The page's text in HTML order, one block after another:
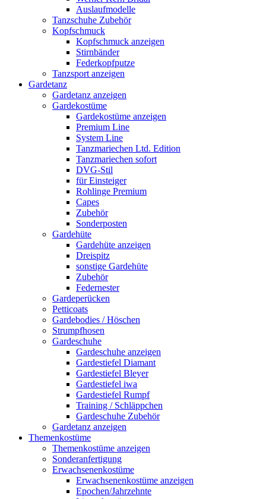
Auslaufmodelle
Tanzschuhe Zubehör
Kopfschmuck
Kopfschmuck anzeigen
Stirnbänder
Federkopfputze
Tanzsport anzeigen
Gardetanz
Gardetanz anzeigen
Gardekostüme
Gardekostüme anzeigen
Premium Line
System Line
Tanzmariechen Ltd. Edition
Tanzmariechen sofort
DVG-Stil
für Einsteiger
Rohlinge Premium
Capes
Zubehör
Sonderposten
Gardehüte
Gardehüte anzeigen
Dreispitz
sonstige Gardehüte
Zubehör
Federnester
Gardeperücken
Petticoats
Gardebodies / Höschen
Strumpfhosen
Gardeschuhe
Gardeschuhe anzeigen
Gardestiefel Diamant
Gardestiefel Bleyer
Gardestiefel iwa
Gardestiefel Rumpf
Training / Schläppchen
Gardeschuhe Zubehör
Gardetanz anzeigen
Themenkostüme
Themenkostüme anzeigen
Sonderanfertigung
Erwachsenenkostüme
Erwachsenenkostüme anzeigen
Epochen/Jahrzehnte